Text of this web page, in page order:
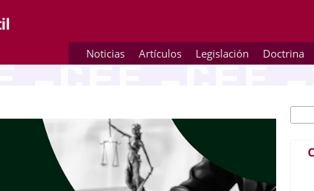
Noticias Artículos Legislación Doctrina